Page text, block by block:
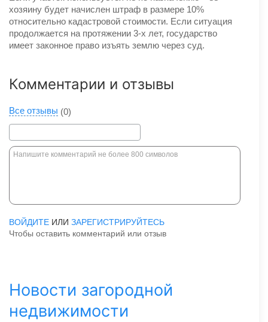
хозяину будет начислен штраф в размере 10%
относительно кадастровой стоимости. Если ситуация
продолжается на протяжении 3-х лет, государство
имеет законное право изъять землю через суд.
Комментарии и отзывы
Все отзывы (0)
ВОЙДИТЕ ИЛИ ЗАРЕГИСТРИРУЙТЕСЬ
Чтобы оставить комментарий или отзыв
Новости загородной
недвижимости